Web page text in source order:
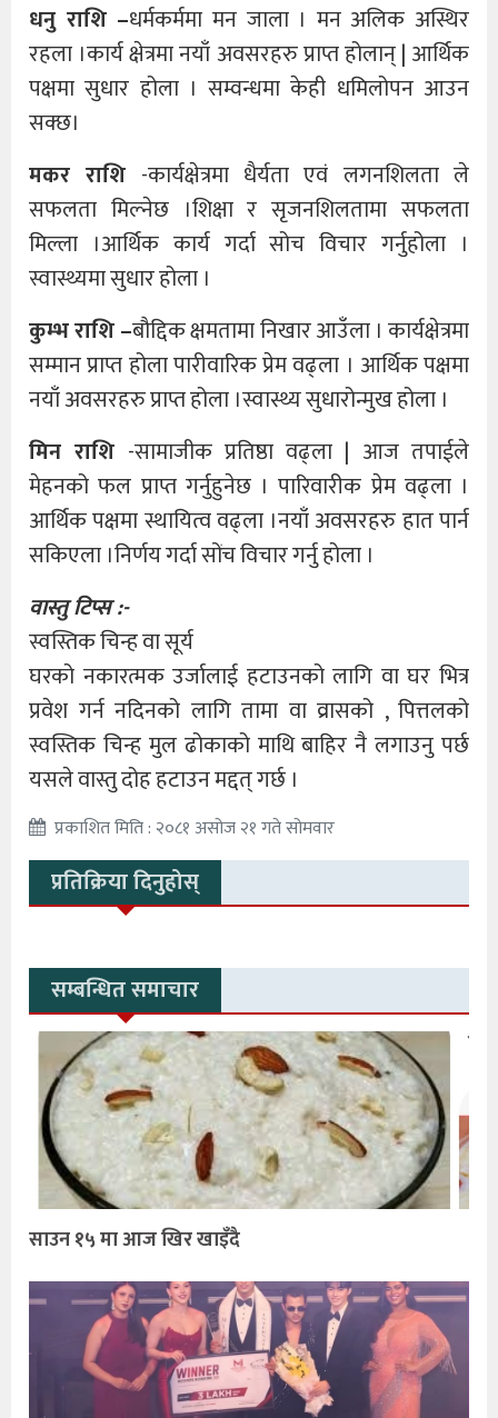
धनु राशि –धर्मकर्ममा मन जाला । मन अलिक अस्थिर
रहला ।कार्य क्षेत्रमा नयाँ अवसरहरु प्राप्त होलान् | आर्थिक
पक्षमा सुधार होला । सम्वन्धमा केही धमिलोपन आउन
सक्छ।
मकर राशि -कार्यक्षेत्रमा धैर्यता एवं लगनशिलता ले
सफलता मिल्नेछ ।शिक्षा र सृजनशिलतामा सफलता
मिल्ला ।आर्थिक कार्य गर्दा सोच विचार गर्नुहोला ।
स्वास्थ्यमा सुधार होला ।
कुम्भ राशि –बौद्दिक क्षमतामा निखार आउँला । कार्यक्षेत्रमा
सम्मान प्राप्त होला पारीवारिक प्रेम वढ्ला । आर्थिक पक्षमा
नयाँ अवसरहरु प्राप्त होला ।स्वास्थ्य सुधारोन्मुख होला ।
मिन राशि -सामाजीक प्रतिष्ठा वढ्ला | आज तपाईले
मेहनको फल प्राप्त गर्नुहुनेछ । पारिवारीक प्रेम वढ्ला ।
आर्थिक पक्षमा स्थायित्व वढ्ला ।नयाँ अवसरहरु हात पार्न
सकिएला ।निर्णय गर्दा सोंच विचार गर्नु होला ।
वास्तु टिप्स :-
स्वस्तिक चिन्ह वा सूर्य
घरको नकारत्मक उर्जालाई हटाउनको लागि वा घर भित्र
प्रवेश गर्न नदिनको लागि तामा वा व्रासको , पित्तलको
स्वस्तिक चिन्ह मुल ढोकाको माथि बाहिर नै लगाउनु पर्छ
यसले वास्तु दोह हटाउन मद्दत् गर्छ ।
प्रकाशित मिति : २०८१ असोज २१ गते सोमवार
प्रतिक्रिया दिनुहोस्
सम्बन्धित समाचार
साउन १५ मा आज खिर खाइँदै